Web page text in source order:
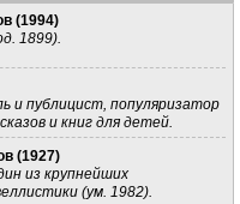
(1994)
1899).
и публицист, популяризатор
и книг для детей.
(1927)
из крупнейших
(ум. 1982).